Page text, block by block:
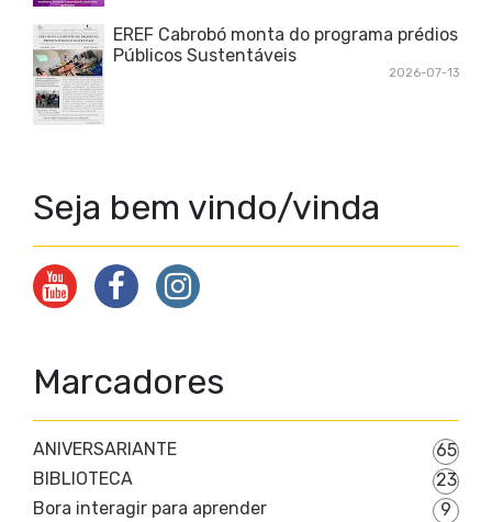
EREF Cabrobó monta do programa prédios
Públicos Sustentáveis
2026-07-13
Seja bem vindo/vinda
Marcadores
ANIVERSARIANTE
65
BIBLIOTECA
23
Bora interagir para aprender
9